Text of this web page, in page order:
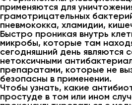
применяются для
грамотрицательных
пневмококка, хламидии,
Быстро проникая внутрь
микробы, которые там
сегодняшний день являются
нетоксичными
препаратами, которые не
безопасны в применении.
Чтобы узнать, какие
простуде в том или ином